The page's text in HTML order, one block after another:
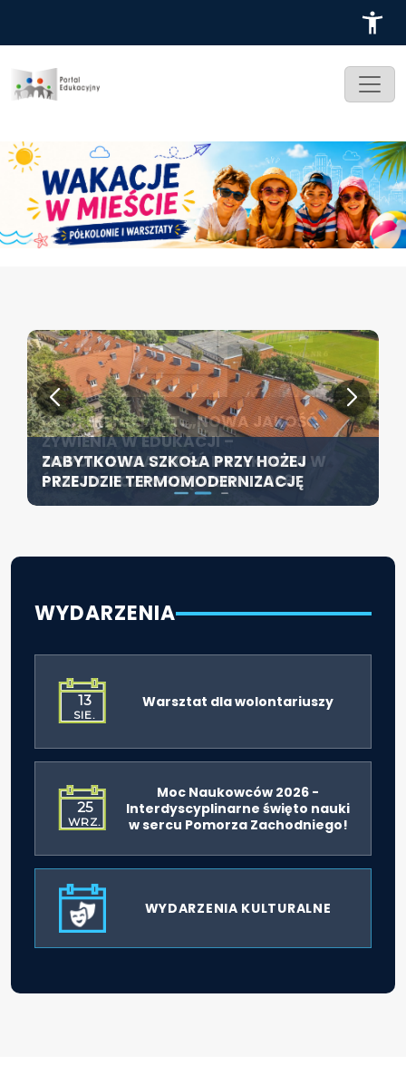
ZABYTKOWA SZKOŁA PRZY HOŻEJ
PRZEJDZIE TERMOMODERNIZACJĘ
KONFERENCJA PT. „NOWA JAKOŚĆ
ŻYWIENIA W EDUKACJI –
ODPOWIEDZIALNOŚĆ DYREKTORA W
ŚWIETLE ROZPORZĄDZENIA 2026”
SZCZECIN ROZWIJA EDUKACJĘ
WŁĄCZAJĄCĄ - NOWE
SPECJALISTYCZNE CENTRUM
ROZPOCZYNA DZIAŁALNOŚĆ
WYDARZENIA
13
SIE.
Warsztat dla wolontariuszy
25
WRZ.
Moc Naukowców 2026 -
Interdyscyplinarne święto nauki
w sercu Pomorza Zachodniego!
WYDARZENIA KULTURALNE